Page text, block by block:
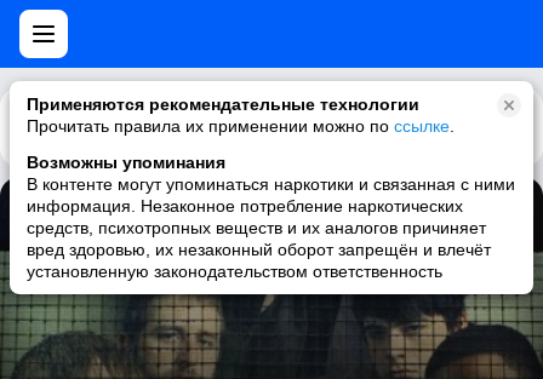
Применяются рекомендательные технологии
Прочитать правила их применении можно по ссылке
Возможны упоминания
В контенте могут упоминаться наркотики и связанная с ними
информация. Незаконное потребление наркотических
средств, психотропных веществ и их аналогов причиняет
вред здоровью, их незаконный оборот запрещён и влечёт
установленную законодательством ответственность
Каталог Рекомендации
...Overboard
Sans Seraph